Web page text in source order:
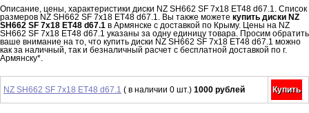
Описание, цены, характеристики диски NZ SH662 SF 7x18 ET48 d67.1. Список
размеров NZ SH662 SF 7x18 ET48 d67.1. Вы также можете купить диски NZ
SH662 SF 7x18 ET48 d67.1 в Армянске с доставкой по Крыму. Цены на NZ
SH662 SF 7x18 ET48 d67.1 указаны за одну единицу товара. Просим обратить
ваше внимание на то, что купить диски NZ SH662 SF 7x18 ET48 d67.1 можно
как за наличный, так и безналичный расчет с бесплатной доставкой по г.
Армянску*.
NZ SH662 SF 7x18 ET48 d67.1 ( в наличии 0 шт.) 1000 рублей Купить